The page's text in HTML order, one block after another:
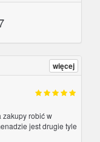
więcej
zakupy robić w
jest drugie tyle